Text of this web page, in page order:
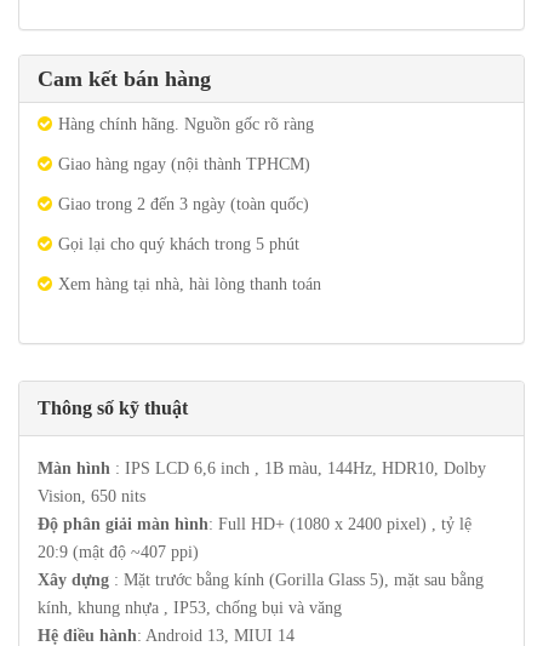
Cam kết bán hàng
Hàng chính hãng. Nguồn gốc rõ ràng
Giao hàng ngay (nội thành TPHCM)
Giao trong 2 đến 3 ngày (toàn quốc)
Gọi lại cho quý khách trong 5 phút
Xem hàng tại nhà, hài lòng thanh toán
Thông số kỹ thuật
Màn hình : IPS LCD 6,6 inch , 1B màu, 144Hz, HDR10, Dolby
Vision, 650 nits
Độ phân giải màn hình: Full HD+ (1080 x 2400 pixel) , tỷ lệ
20:9 (mật độ ~407 ppi)
Xây dựng : Mặt trước bằng kính (Gorilla Glass 5), mặt sau bằng
kính, khung nhựa , IP53, chống bụi và văng
Hệ điều hành: Android 13, MIUI 14